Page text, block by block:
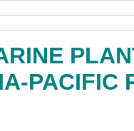
PACIFIC